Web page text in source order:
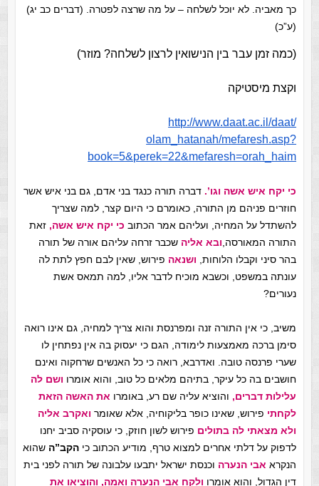
כך מאביה. לא יוכל לשלחה – על מה שרצה לפטרה. (דברים כב יג)
(ע”כ)
(כמה זמן עבר בין הנישואין לרצון לשלחה? מוזר)
וקצת מיסטיקה
http://www.daat.ac.il/daat/
olam_hatanah/mefaresh.asp?
book=5&perek=22&mefaresh=orah_
haim
כי יקח איש אשה וגו’. דברה תורה כנגד בני אדם, גם בני איש אשר
חוזרים פניהם מן התורה, כאומרם כי היום קצר, למה שצריך
להשתדל על המחיה, ועליהם אמר הכתוב כי יקח איש אשה, זאת
התורה המאורסה, ובא אליה שכבר זרחה עליהם אורה של תורה
בהר סיני וקבלו הלוחות, ושנאה פירוש, שאין לבם חפץ לתת לה
עונתה במשפט, וכשבא מוכיח לדבר אליו, למה תמאס אשת
נעורים?
משיב, כי אין התורה זנה ומפרנסת והוא צריך למחיה, גם אינו רואה
סימן ברכה מאמצעות לימודה, הגם כי יעסוק בה אין נפתחין לו
שערי פרנסה טובה. ואדרבא, רואה כי כל האנשים שרחקוה ואינם
חושבים בה כל עיקר, בתיהם מלאים כל טוב, והוא אומרו ושם לה
עלילות דברים, והוציא עליה שם רע, באומרו את האשה הזאת
לקחתי פירוש, שאינו כופר בליקוחיה, אלא שאומר ואקרב אליה
ולא מצאתי לה בתולים פירוש לשון חוזק, כי עוסקיה סביב יחנו
לדפוק על דלתי אחרים למצוא טרף, מודיע הכתוב כי הקב”ה שהוא
הנקרא אבי הנערה וכנסת ישראל יתבעו עלבונה של תורה לפני בית
דין הגדול, והוא אומרו ולקח אבי הנערה ואמה, והוציאו את